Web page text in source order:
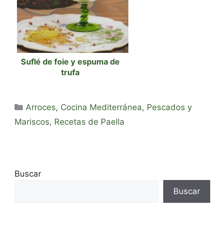
Suflé de foie y espuma de
trufa
Categorías
Arroces, Cocina Mediterránea, Pescados y
Mariscos, Recetas de Paella
Buscar
Buscar